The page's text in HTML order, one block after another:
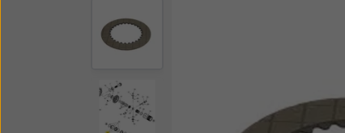
DANA SPICER híd alkatrész
Gumiheveder
üvegek
Épitőipari gépalkatrészek